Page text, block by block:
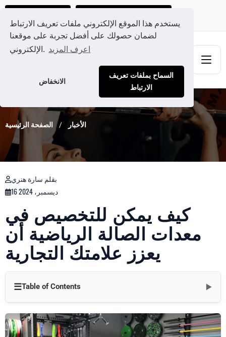
يستخدم هذا الموقع الإلكتروني ملفات تعريف الارتباط
لضمان حصولك على أفضل تجربة على موقعنا
الإلكتروني. اعرف المزيد
الانخفاض
السماح بملفات تعريف
الارتباط
الصفحة الرئيسية الأخبار
بقلم سارة هنري
16 ديسمبر، 2024
كيف يمكن للتخصيص في
معدات الصالة الرياضية أن
يعزز علامتك التجارية
☰Table of Contents ▼
خيارات التخصيص: ما وراء الألوان فقط